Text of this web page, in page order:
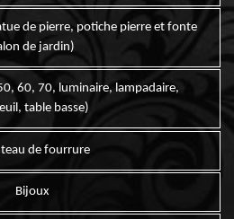
de pierre, potiche pierre et fonte
de jardin)
60, 70, luminaire, lampadaire,
table basse)
de fourrure
Bijoux